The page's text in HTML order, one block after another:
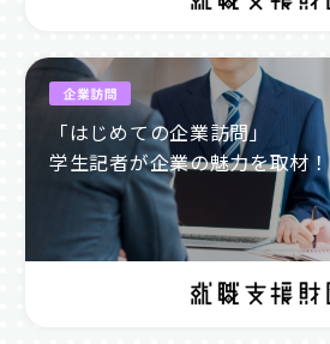
「はじめての企業訪問」
学生記者が企業の魅力を取材！